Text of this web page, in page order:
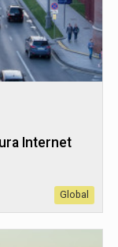
Internet
Global